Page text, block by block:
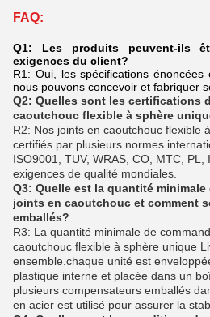
FAQ:
Q1: Les produits peuvent-ils
exigences du client?
R1: Oui, les spécifications énoncées
nous pouvons concevoir et fabriquer
Q2: Quelles sont les certifications
caoutchouc flexible à sphère
R2: Nos joints en caoutchouc flexible
certifiés par plusieurs normes
ISO9001, TUV, WRAS, CO, MTC,
exigences de qualité mondiales.
Q3: Quelle est la quantité
joints en caoutchouc et comment
emballés?
R3: La quantité minimale de
caoutchouc flexible à sphère unique
ensemble.chaque unité est
plastique interne et placée dans un
plusieurs compensateurs emballés
en acier est utilisé pour assurer la